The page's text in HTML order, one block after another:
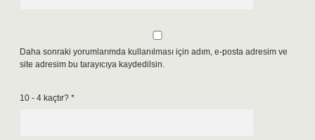
Daha sonraki yorumlarımda kullanılması için adım, e-posta adresim ve
site adresim bu tarayıcıya kaydedilsin.
10 - 4 kaçtır? *